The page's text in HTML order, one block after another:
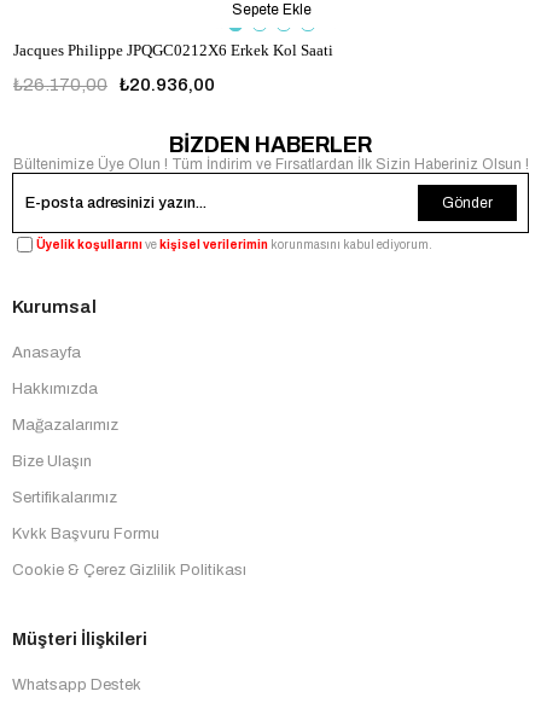
Jacques Philippe JPQGC0212X6 Erkek Kol Saati
₺20.936,00
₺26.170,00
Sepete Ekle
BİZDEN HABERLER
Bültenimize Üye Olun ! Tüm İndirim ve Fırsatlardan İlk Sizin Haberiniz Olsun !
Gönder
Üyelik koşullarınıve kişisel verilerimin korunmasını kabul ediyorum.
Kurumsal
Anasayfa
Hakkımızda
Mağazalarımız
Bize Ulaşın
Sertifikalarımız
Kvkk Başvuru Formu
Cookie & Çerez Gizlilik Politikası
Müşteri İlişkileri
Whatsapp Destek